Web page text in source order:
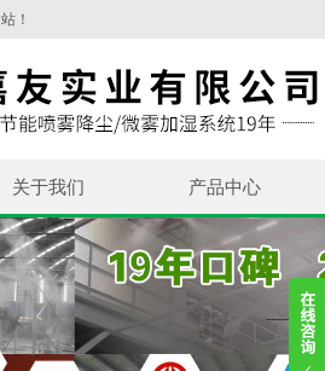
！
关于我们 产品中心